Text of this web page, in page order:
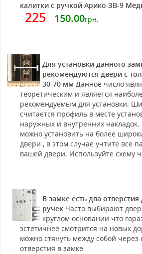
калитки с ручкой Арико ЗВ-9
225 150.00грн.
Для установки данного
рекомендуются двери с
30-70 мм Данное число
теоретическим и является
рекомендуемым для установки.
считается профиль в месте
наружных и внутренних накладок.
можно установить на более
двери , в этом случае учтите все
вашей двери. Используйте схему
В замке есть два
ручек Часто выбирают
круглом основании что
эстетичнее смотрится на новых
можно стянуть между собой через
отверстия в замке